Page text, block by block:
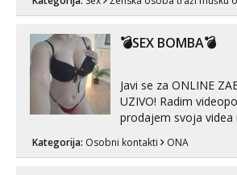
zadovoljiti moje
volim njezan seks i
💣SEX BOMBA💣
Javi se za ONLINE
UZIVO! Radim videopozive, dopisivanja,
prodajem svoja videa i
Telegram. +385 91
Kategorija: Osobni kontakti ONA